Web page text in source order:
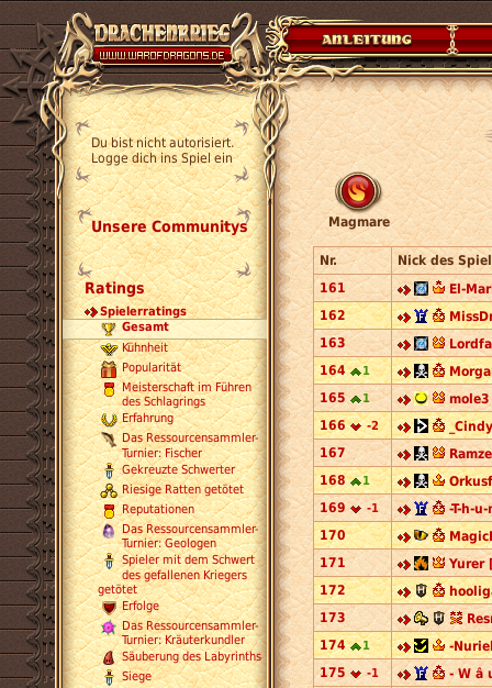
Du bist nicht autorisiert.
Logge dich ins Spiel ein
Unsere Communitys
Ratings
Spielerratings
Gesamt
Kühnheit
Popularität
Meisterschaft im Führen
des Schlagrings
Erfahrung
Das Ressourcensammler-
Turnier: Fischer
Gekreuzte Schwerter
Riesige Ratten getötet
Reputationen
Das Ressourcensammler-
Turnier: Geologen
Spieler mit dem Schwert
des gefallenen Kriegers
getötet
Erfolge
Das Ressourcensammler-
Turnier: Kräuterkundler
Säuberung des Labyrinths
Siege
Magmare
Nr.
Nick des
161
El-
162
163
164
1
165
1
166
-2
167
168
1
169
-1
-T-h-
170
171
Yurer
172
173
174
1
-
175
-1
- W â